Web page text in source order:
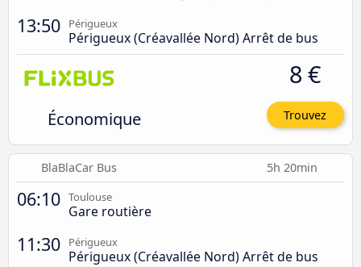
13:50 Périgueux
Périgueux (Créavallée Nord) Arrêt de bus
Économique
8 €
Trouvez
BlaBlaCar Bus 5h 20min
06:10 Toulouse
Gare routière
11:30 Périgueux
Périgueux (Créavallée Nord) Arrêt de bus